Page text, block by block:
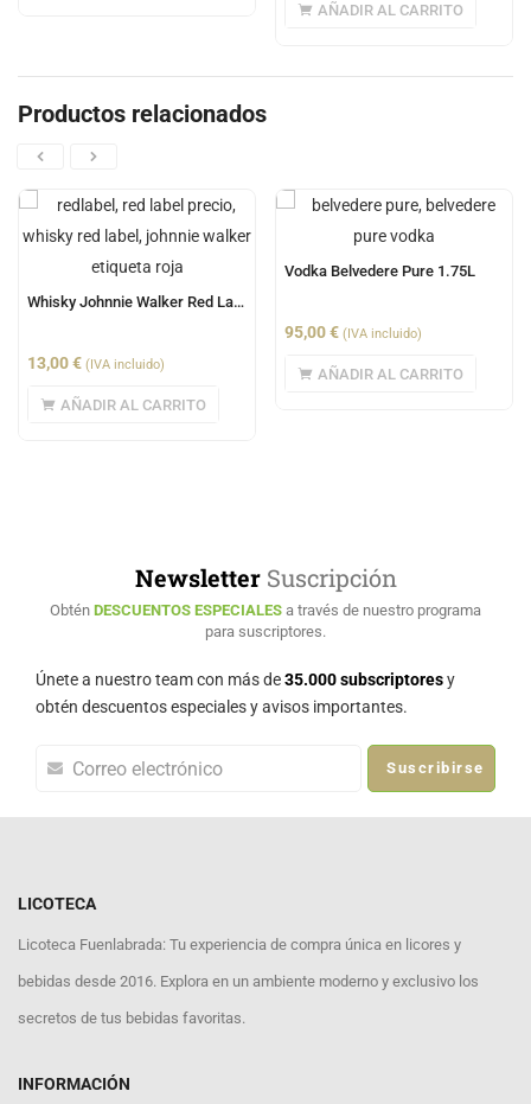
AÑADIR AL CARRITO
Productos relacionados
Whisky Johnnie Walker Red Label 0.7L
13,00€ (IVA incluido)
AÑADIR AL CARRITO
Vodka Belvedere Pure 1.75L
95,00€ (IVA incluido)
AÑADIR AL CARRITO
NewsletterSuscripción
Obtén DESCUENTOS ESPECIALES a través de nuestro programa
para suscriptores.
Únete a nuestro team con más de35.000 subscriptoresy
obtén descuentos especiales y avisos importantes.
Suscribirse
LICOTECA
Licoteca Fuenlabrada: Tu experiencia de compra única en licores y
bebidas desde 2016. Explora en un ambiente moderno y exclusivo los
secretos de tus bebidas favoritas.
INFORMACIÓN